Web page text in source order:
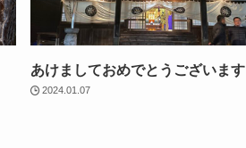
あけましておめでとうございます
2024.01.07